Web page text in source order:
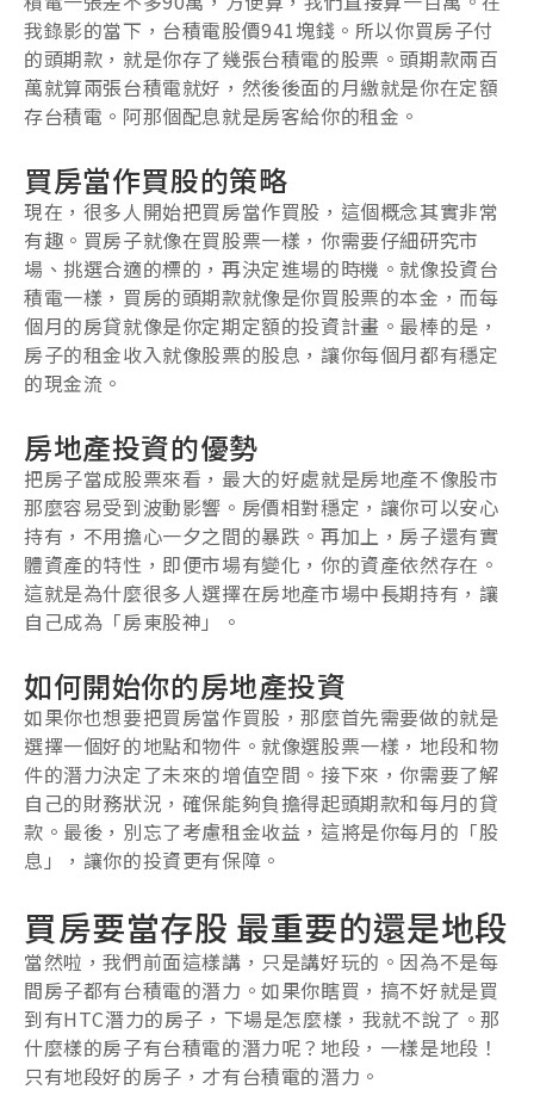
我錄影的當下，台積電股價941塊錢。所以你買房子付
的頭期款，就是你存了幾張台積電的股票。頭期款兩百
萬就算兩張台積電就好，然後後面的月繳就是你在定額
存台積電。阿那個配息就是房客給你的租金。
買房當作買股的策略
現在，很多人開始把買房當作買股，這個概念其實非常
有趣。買房子就像在買股票一樣，你需要仔細研究市
場、挑選合適的標的，再決定進場的時機。就像投資台
積電一樣，買房的頭期款就像是你買股票的本金，而每
個月的房貸就像是你定期定額的投資計畫。最棒的是，
房子的租金收入就像股票的股息，讓你每個月都有穩定
的現金流。
房地產投資的優勢
把房子當成股票來看，最大的好處就是房地產不像股市
那麼容易受到波動影響。房價相對穩定，讓你可以安心
持有，不用擔心一夕之間的暴跌。再加上，房子還有實
體資產的特性，即便市場有變化，你的資產依然存在。
這就是為什麼很多人選擇在房地產市場中長期持有，讓
自己成為「房東股神」。
如何開始你的房地產投資
如果你也想要把買房當作買股，那麼首先需要做的就是
選擇一個好的地點和物件。就像選股票一樣，地段和物
件的潛力決定了未來的增值空間。接下來，你需要了解
自己的財務狀況，確保能夠負擔得起頭期款和每月的貸
款。最後，別忘了考慮租金收益，這將是你每月的「股
息」，讓你的投資更有保障。
買房要當存股 最重要的還是地段
當然啦，我們前面這樣講，只是講好玩的。因為不是每
間房子都有台積電的潛力。如果你瞎買，搞不好就是買
到有HTC潛力的房子，下場是怎麼樣，我就不說了。那
什麼樣的房子有台積電的潛力呢？地段，一樣是地段！
只有地段好的房子，才有台積電的潛力。